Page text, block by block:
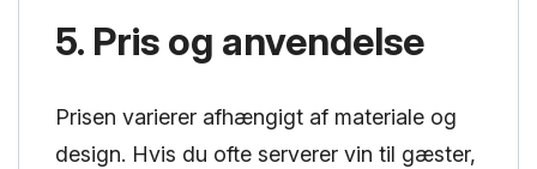
5. Pris og anvendelse
Prisen varierer afhængigt af materiale og
design. Hvis du ofte serverer vin til gæster,